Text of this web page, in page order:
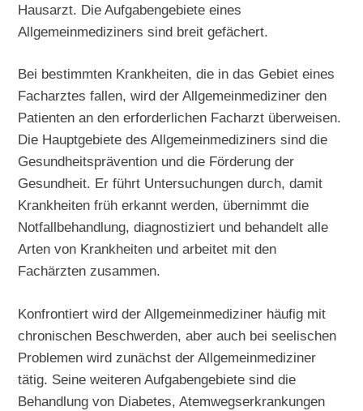
Hausarzt. Die Aufgabengebiete eines
Allgemeinmediziners sind breit gefächert.
Bei bestimmten Krankheiten, die in das Gebiet eines
Facharztes fallen, wird der Allgemeinmediziner den
Patienten an den erforderlichen Facharzt überweisen.
Die Hauptgebiete des Allgemeinmediziners sind die
Gesundheitsprävention und die Förderung der
Gesundheit. Er führt Untersuchungen durch, damit
Krankheiten früh erkannt werden, übernimmt die
Notfallbehandlung, diagnostiziert und behandelt alle
Arten von Krankheiten und arbeitet mit den
Fachärzten zusammen.
Konfrontiert wird der Allgemeinmediziner häufig mit
chronischen Beschwerden, aber auch bei seelischen
Problemen wird zunächst der Allgemeinmediziner
tätig. Seine weiteren Aufgabengebiete sind die
Behandlung von Diabetes, Atemwegserkrankungen